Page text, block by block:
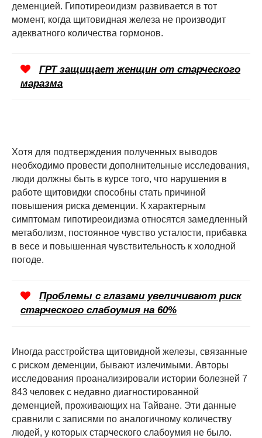
деменцией. Гипотиреоидизм развивается в тот
момент, когда щитовидная железа не производит
адекватного количества гормонов.
ГРТ защищает женщин от старческого
маразма
Хотя для подтверждения полученных выводов
необходимо провести дополнительные исследования,
люди должны быть в курсе того, что нарушения в
работе щитовидки способны стать причиной
повышения риска деменции. К характерным
симптомам гипотиреоидизма относятся замедленный
метаболизм, постоянное чувство усталости, прибавка
в весе и повышенная чувствительность к холодной
погоде.
Проблемы с глазами увеличивают риск
старческого слабоумия на 60%
Иногда расстройства щитовидной железы, связанные
с риском деменции, бывают излечимыми. Авторы
исследования проанализировали истории болезней 7
843 человек с недавно диагностированной
деменцией, проживающих на Тайване. Эти данные
сравнили с записями по аналогичному количеству
людей, у которых старческого слабоумия не было.